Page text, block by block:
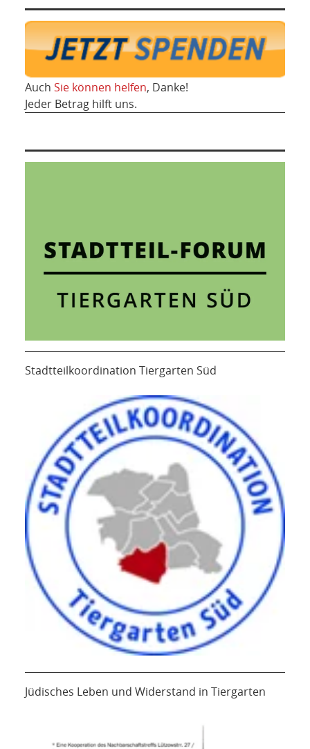
Auch Sie können helfen, Danke!
Jeder Betrag hilft uns.
Stadtteilkoordination Tiergarten Süd
Jüdisches Leben und Widerstand in Tiergarten